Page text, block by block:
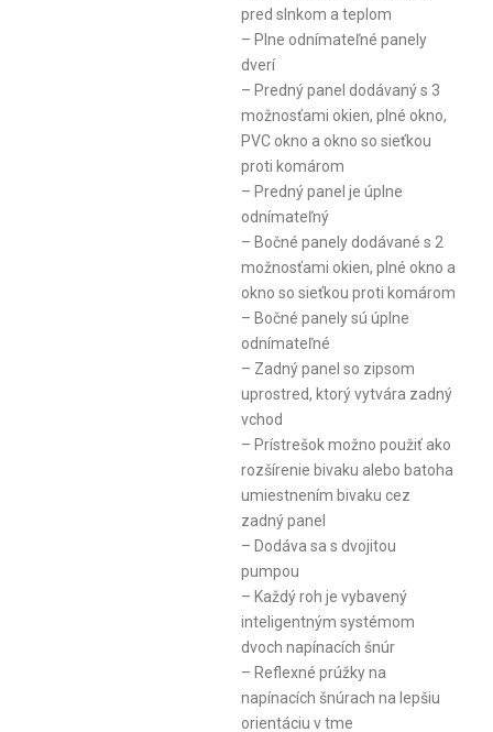
pred slnkom a teplom
– Plne odnímateľné panely
dverí
– Predný panel dodávaný s 3
možnosťami okien, plné okno,
PVC okno a okno so sieťkou
proti komárom
– Predný panel je úplne
odnímateľný
– Bočné panely dodávané s 2
možnosťami okien, plné okno a
okno so sieťkou proti komárom
– Bočné panely sú úplne
odnímateľné
– Zadný panel so zipsom
uprostred, ktorý vytvára zadný
vchod
– Prístrešok možno použiť ako
rozšírenie bivaku alebo batoha
umiestnením bivaku cez
zadný panel
– Dodáva sa s dvojitou
pumpou
– Každý roh je vybavený
inteligentným systémom
dvoch napínacích šnúr
– Reflexné prúžky na
napínacích šnúrach na lepšiu
orientáciu v tme